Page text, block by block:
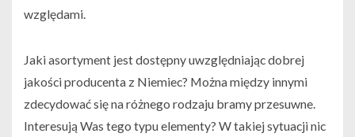
względami.
Jaki asortyment jest dostępny uwzględniając dobrej
jakości producenta z Niemiec? Można między innymi
zdecydować się na różnego rodzaju bramy przesuwne.
Interesują Was tego typu elementy? W takiej sytuacji nic